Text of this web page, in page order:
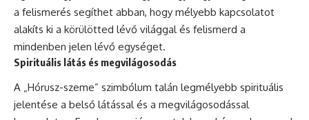
a felismerés segíthet abban, hogy mélyebb kapcsolatot
alakíts ki a körülötted lévő világgal és felismerd a
mindenben jelen lévő egységet.
Spirituális látás és megvilágosodás
A „Hórusz-szeme” szimbólum talán legmélyebb spirituális
jelentése a belső látással és a megvilágosodással